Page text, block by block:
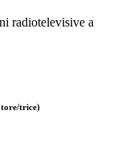
radiotelevisive a
trice)